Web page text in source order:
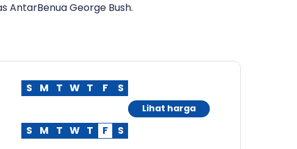
AntarBenua George Bush.
S M T W T F S
S M T W T F S
Lihat harga